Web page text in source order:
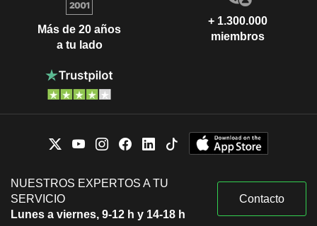
Más de 20 años
a tu lado
+ 1.300.000
miembros
NUESTROS EXPERTOS A TU
SERVICIO
Lunes a viernes, 9-12 h y 14-18 h
Contacto